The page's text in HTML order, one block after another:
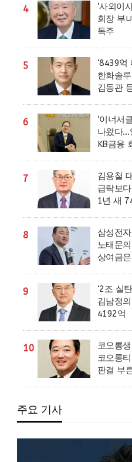
4
‘사외이
회장 부
독주
5
‘8439억
한화솔
김동관
6
‘이너서
나왔다…
KB금융
7
김용철
급락보
1년 새
8
삼성전
노태문
상여금
9
‘2조 실
김남정
4192억
10
코오롱
코오롱
판결 부
주요 기사